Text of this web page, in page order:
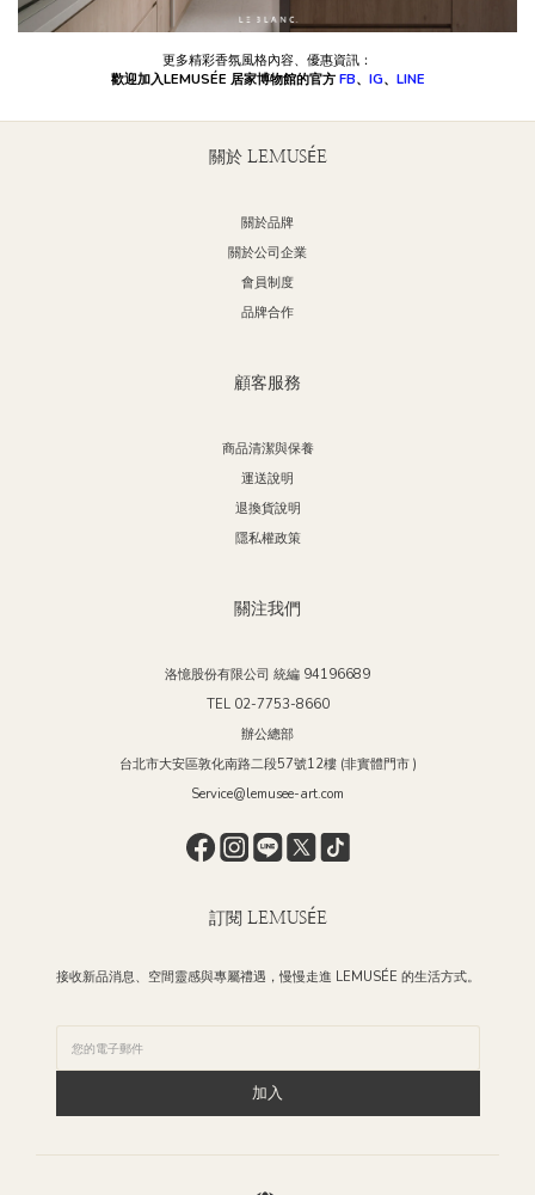
更多精彩香氛風格內容、優惠資訊：
歡迎加入LEMUSÉE 居家博物館的官方FB、 IG、 LINE
關於 LEMUSÉE
關於品牌
關於公司企業
會員制度
品牌合作
顧客服務
商品清潔與保養
運送說明
退換貨說明
隱私權政策
關注我們
洛憶股份有限公司 統編 94196689
TEL 02-7753-8660
辦公總部
台北市大安區敦化南路二段57號12樓 (非實體門市 )
Service@lemusee-art.com
訂閱 LEMUSÉE
接收新品消息、空間靈感與專屬禮遇，慢慢走進 LEMUSÉE 的生活方式。
加入